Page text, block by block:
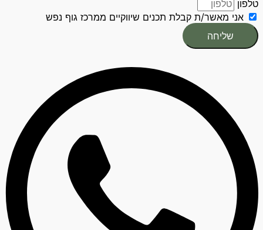
טלפון
אני מאשר/ת קבלת תכנים שיווקיים ממרכז גוף נפש
שליחה